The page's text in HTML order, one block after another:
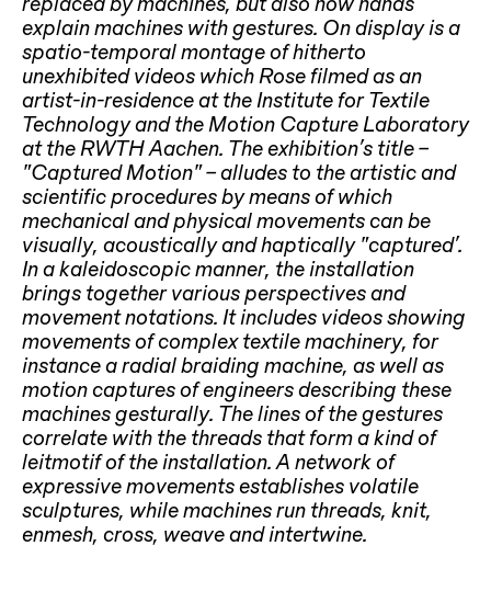
explain machines with gestures. On display is a
spatio-temporal montage of hitherto
unexhibited videos which Rose filmed as an
artist-in-residence at the Institute for Textile
Technology and the Motion Capture Laboratory
at the RWTH Aachen. The exhibition’s title –
“Captured Motion” – alludes to the artistic and
scientific procedures by means of which
mechanical and physical movements can be
visually, acoustically and haptically “captured’.
In a kaleidoscopic manner, the installation
brings together various perspectives and
movement notations. It includes videos showing
movements of complex textile machinery, for
instance a radial braiding machine, as well as
motion captures of engineers describing these
machines gesturally. The lines of the gestures
correlate with the threads that form a kind of
leitmotif of the installation. A network of
expressive movements establishes volatile
sculptures, while machines run threads, knit,
enmesh, cross, weave and intertwine.